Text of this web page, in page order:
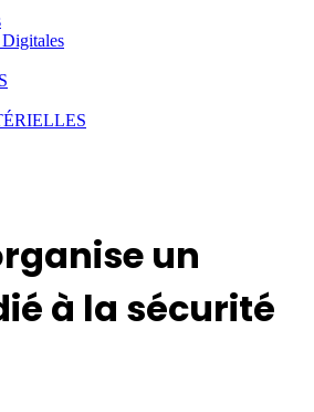
un
à la sécurité